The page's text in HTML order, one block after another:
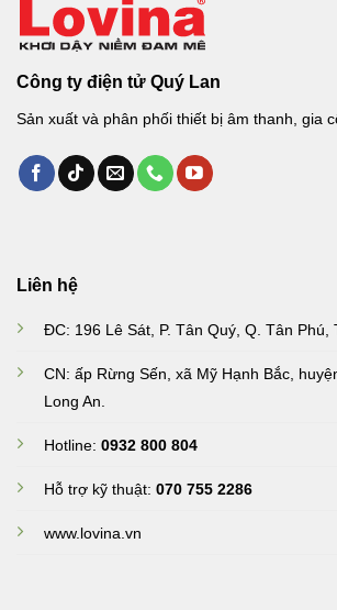
Công ty điện tử Quý Lan
Sản xuất và phân phối thiết bị âm thanh, gia
Liên hệ
ĐC: 196 Lê Sát, P. Tân Quý, Q. Tân Phú,
CN: ấp Rừng Sến, xã Mỹ Hạnh Bắc,
Long An
Hotline: 0932 800 804
Hỗ trợ kỹ thuật: 070 755 2286
www.lovina.vn